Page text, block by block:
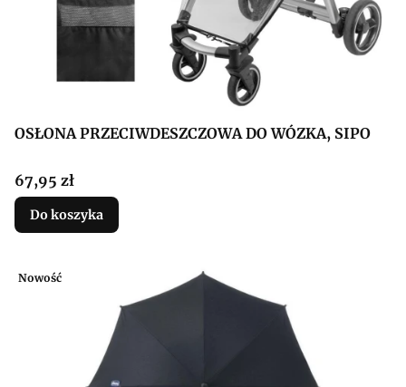
OSŁONA PRZECIWDESZCZOWA DO WÓZKA, SIPO
Cena
67,95 zł
Do koszyka
Nowość